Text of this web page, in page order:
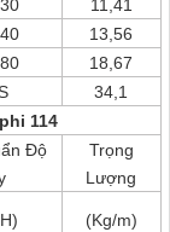
11,41
13,56
18,67
34,1
114
Độ
Trọng
Lượng
(Kg/m)